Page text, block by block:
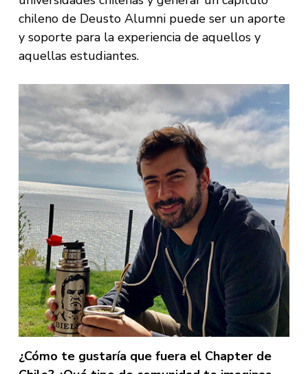
chileno de Deusto Alumni puede ser un aporte
y soporte para la experiencia de aquellos y
aquellas estudiantes.
¿Cómo te gustaría que fuera el Chapter de